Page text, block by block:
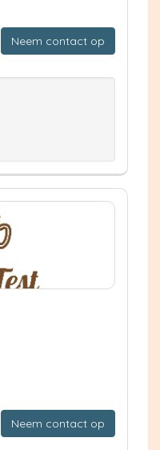
Neem contact op
Neem contact op